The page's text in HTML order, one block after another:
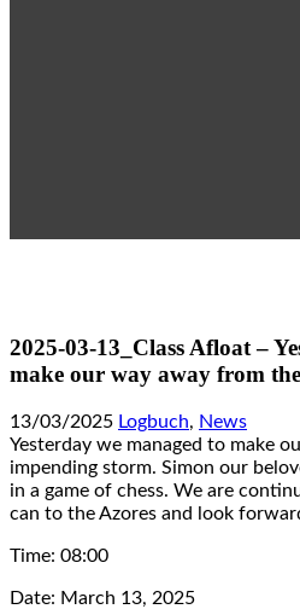
2025-03-13_Class Afloat –
make our way away from
13/03/2025 Logbuch, News
Yesterday we managed to make
impending storm. Simon our
in a game of chess. We are
can to the Azores and look
Time: 08:00
Date: March 13, 2025